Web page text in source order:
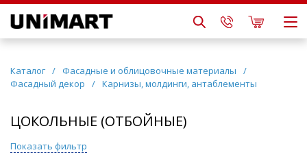
Каталог / Фасадные и облицовочные материалы
/
Фасадный декор
/ Карнизы, молдинги, антаблементы
ЦОКОЛЬНЫЕ (ОТБОЙНЫЕ)
Показать фильтр